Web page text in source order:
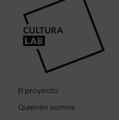
El proyecto
Quienes somos